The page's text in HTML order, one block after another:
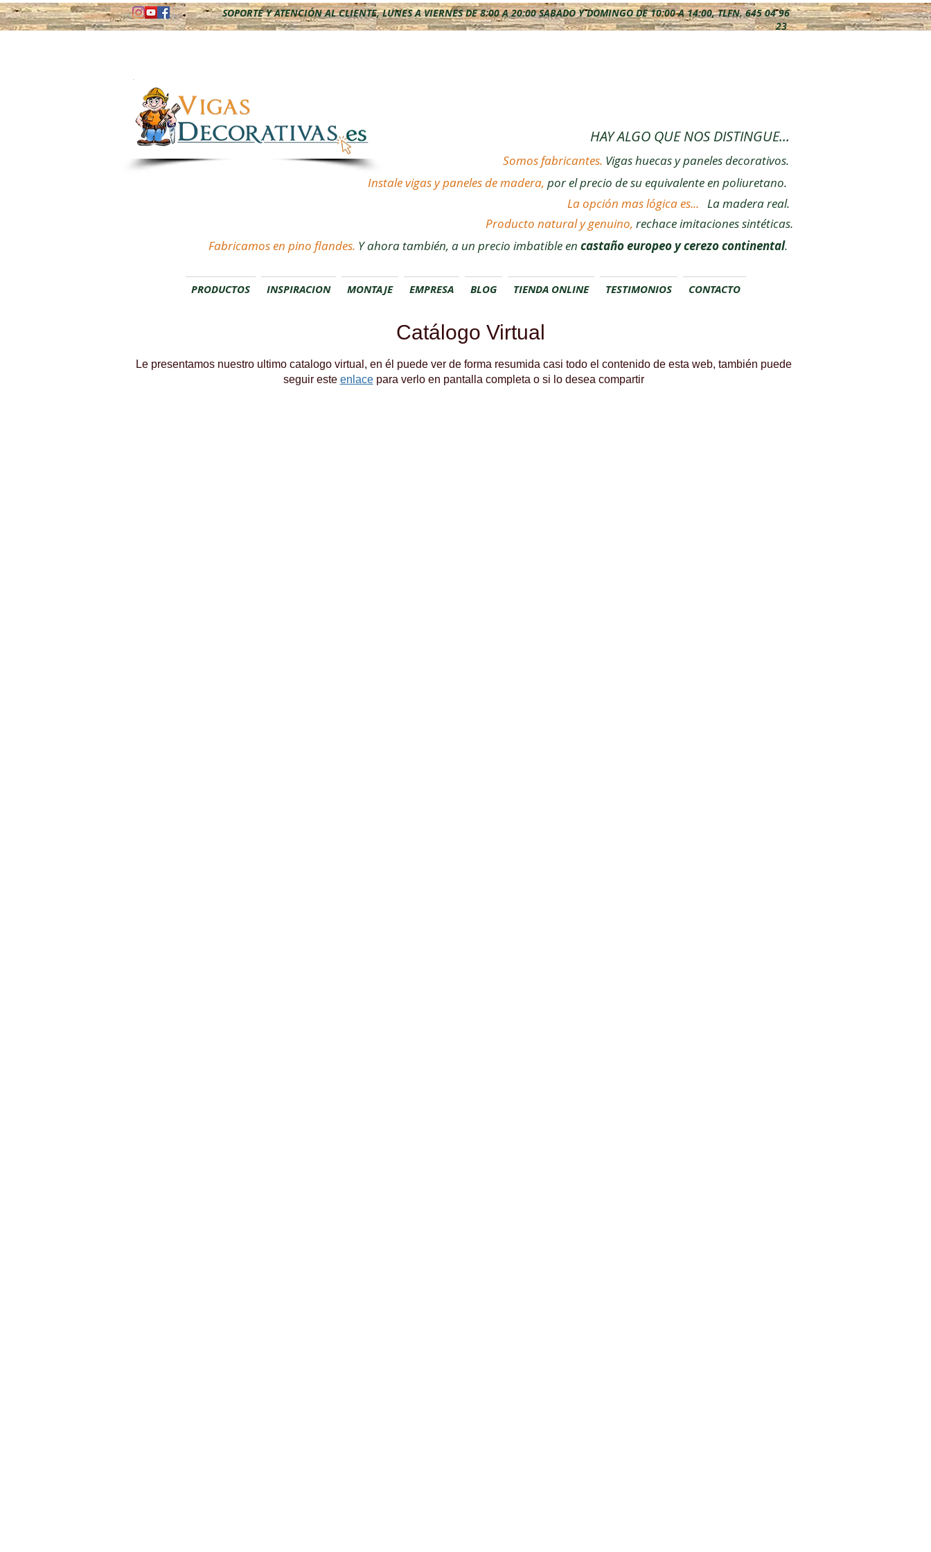
SOPORTE Y ATENCIÓN AL CLIENTE, LUNES A VIERNES DE 8:00 A 20:00 SABADO Y DOMINGO DE 10:00 A 14:00, TLFN. 645 04 96
23
HAY ALGO QUE NOS DISTINGUE...
Somos fabricantes. Vigas huecas y paneles decorativos.
Instale vigas y paneles de madera, por el precio de su equivalente en poliuretano.
La opción mas lógica es... La madera real.
Producto natural y genuino, rechace imitaciones sintéticas.
Fabricamos en pino flandes. Y ahora también, a un precio imbatible en castaño europeo y cerezo continental.
PRODUCTOS INSPIRACION MONTAJE EMPRESA BLOG TIENDA ONLINE TESTIMONIOS CONTACTO
Catálogo Virtual
Le presentamos nuestro ultimo catalogo virtual, en él puede ver de forma resumida casi todo el contenido de esta web, también puede
seguir este enlacepara verlo en pantalla completa o si lo desea compartir